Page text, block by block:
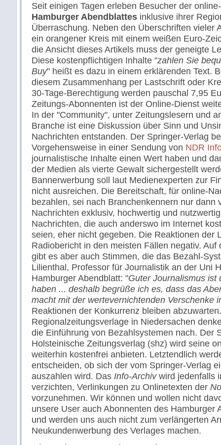
Seit einigen Tagen erleben Besucher der
Hamburger Abendblattes inklusive ihrer
Überraschung. Neben den Überschriften vieler
ein orangener Kreis mit einem weißen Euro-
die Ansicht dieses Artikels muss der geneigte
Diese kostenpflichtigen Inhalte "zahlen Sie
Buy" heißt es dazu in einem erklärenden Text.
diesem Zusammenhang per Lastschrift oder
30-Tage-Berechtigung werden pauschal 7,95
Zeitungs-Abonnenten ist der Online-Dienst
In der "Community", unter Zeitungslesern und
Branche ist eine Diskussion über Sinn und
Nachrichten entstanden. Der Springer-Verlag
Vorgehensweise in einer Sendung von NDR
journalistische Inhalte einen Wert haben und
der Medien als vierte Gewalt sichergestellt
Bannerwerbung soll laut Medienexperten zur
nicht ausreichen. Die Bereitschaft, für online-
bezahlen, sei nach Branchenkennern nur dann
Nachrichten exklusiv, hochwertig und
Nachrichten, die auch anderswo im Internet
seien, eher nicht gegeben. Die Reaktionen der
Radiobericht in den meisten Fällen negativ. Auf
gibt es aber auch Stimmen, die das Bezahl-
Lilienthal, Professor für Journalistik an der Uni
Hamburger Abendblatt: "Guter Journalismus ist
haben ... deshalb begrüße ich es, dass das
macht mit der wertevernichtenden Verschenke
Reaktionen der Konkurrenz bleiben
Regionalzeitungsverlage in Niedersachen
die Einführung von Bezahlsystemen nach. Der
Holsteinische Zeitungsverlag (shz) wird seine
weiterhin kostenfrei anbieten. Letztendlich
entscheiden, ob sich der vom Springer-Verlag
auszahlen wird. Das Info-Archivwird jedenfalls
verzichten, Verlinkungen zu Onlinetexten der
vorzunehmen. Wir können und wollen nicht
unsere User auch Abonnenten des Hamburger
und werden uns auch nicht zum verlängerten
Neukundenwerbung des Verlages machen.